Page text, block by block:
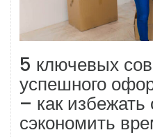
5 ключевых
успешного
– как
сэкономить